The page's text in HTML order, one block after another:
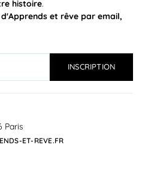
histoire.
et rêve par email,
Paris
ET-REVE.FR